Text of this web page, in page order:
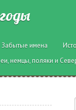
Забытые имена
немцы, поляки и